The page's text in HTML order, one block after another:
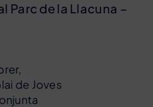
Parc de la Llacuna –
de Joves